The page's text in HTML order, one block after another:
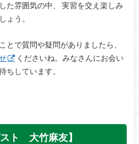
た雰囲気の中、 実習を交え楽しみ
ょう。
とで質問や疑問がありましたら、
くださいね。みなさんにお会い
ちしています。
スト 大竹麻友】